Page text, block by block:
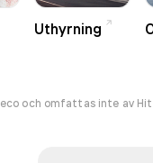
Uthyrning
och omfattas inte av